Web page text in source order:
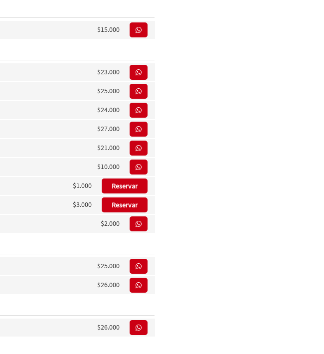
$15.000
$23.000
$25.000
$24.000
$27.000
$21.000
$10.000
$1.000 Reservar
$3.000 Reservar
$2.000
$25.000
$26.000
$26.000